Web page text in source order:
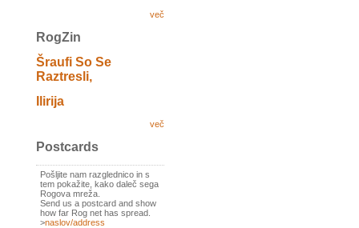
več
RogZin
Šraufi So Se
Raztresli,
Ilirija
več
Postcards
Pošljite nam razglednico in s
tem pokažite, kako daleč sega
Rogova mreža.
Send us a postcard and show
how far Rog net has spread.
>naslov/address